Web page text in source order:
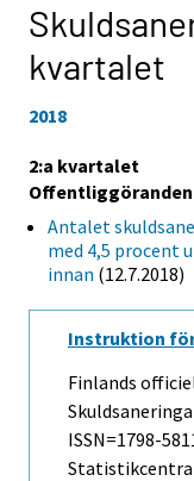
kvartalet
2018
2:a kvartalet
Offentliggöranden
Antalet
med 4,5 procent
innan (12.7.2018)
Instruktion
Finlands
ISSN=1798-